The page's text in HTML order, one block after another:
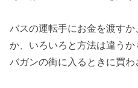
バスの運転手にお金を渡す
か、いろいろと方法は違うか
バガンの街に入るときに買わ